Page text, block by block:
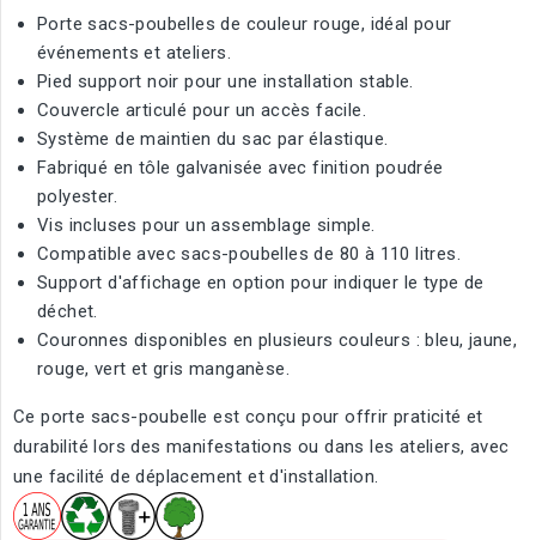
Porte sacs-poubelles de couleur rouge, idéal pour
événements et ateliers.
Pied support noir pour une installation stable.
Couvercle articulé pour un accès facile.
Système de maintien du sac par élastique.
Fabriqué en tôle galvanisée avec finition poudrée
polyester.
Vis incluses pour un assemblage simple.
Compatible avec sacs-poubelles de 80 à 110 litres.
Support d'affichage en option pour indiquer le type de
déchet.
Couronnes disponibles en plusieurs couleurs : bleu, jaune,
rouge, vert et gris manganèse.
Ce porte sacs-poubelle est conçu pour offrir praticité et
durabilité lors des manifestations ou dans les ateliers, avec
une facilité de déplacement et d'installation.